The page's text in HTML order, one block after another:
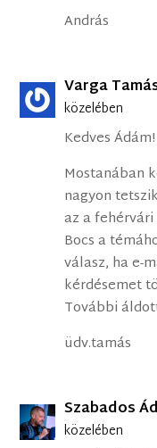
András
Varga
közelében
Kedves Ádám!
Mostanában
nagyon
az a
Bocs a
válasz, ha e-
kérdésemet
További
üdv.tamás
Szabados
közelében